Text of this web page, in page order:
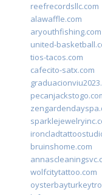
reefrecordsllc.com
alawaffle.com
aryouthfishing.com
united-
tios-tacos.com
cafecito-satx.com
bruinshome.com
wolfcitytattoo.com